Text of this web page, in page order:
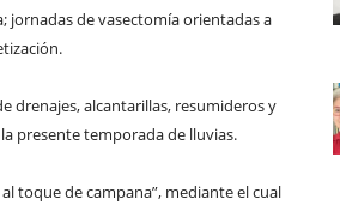
jornadas de vasectomía orientadas a
drenajes, alcantarillas, resumideros y
presente temporada de lluvias.
toque de campana”, mediante el cual